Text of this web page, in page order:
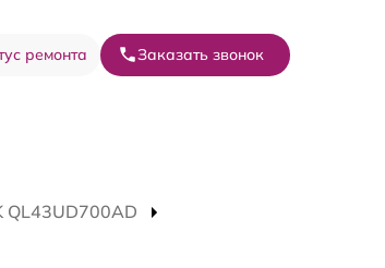
ремонта Заказать звонок
QL43UD700AD